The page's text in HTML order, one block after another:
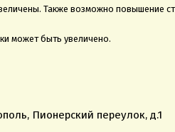
Также возможно повышение
может быть увеличено.
Пионерский переулок, д.1